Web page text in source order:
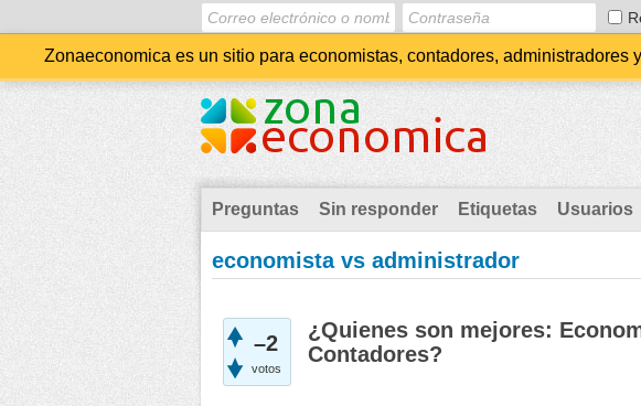
Zonaeconomica es un sitio para economistas, contadores,
Preguntas Sin responder Etiquetas Usuarios
economista vs administrador
–2
votos
¿Quienes son mejores:
Contadores?